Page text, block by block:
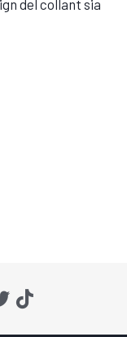
del collant sia